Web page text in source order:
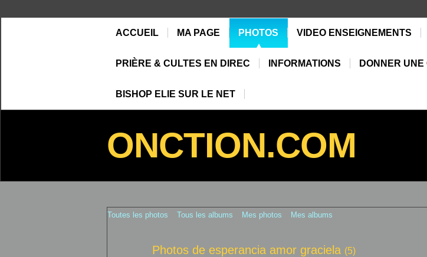
ACCUEIL MA PAGE PHOTOS VIDEO ENSEIGNEMENTS
PRIÈRE & CULTES EN DIREC INFORMATIONS DONNER
BISHOP ELIE SUR LE NET
ONCTION.COM
Toutes les photos Tous les albums Mes photos Mes albums
Photos de esperancia amor graciela (5)